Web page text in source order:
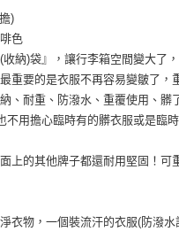
)
色
納)袋』，讓行李箱空間變大了
重要的是衣服不再容易變皺了，
、耐重、防潑水、重覆使用、髒
用擔心臨時有的髒衣服或是臨
上的其他牌子都還耐用堅固！可
衣物，一個裝流汗的衣服(防潑